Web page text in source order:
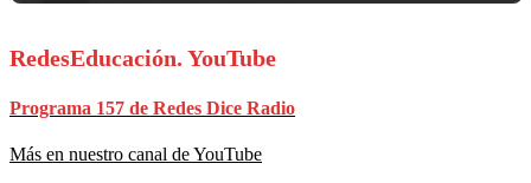
RedesEducación. YouTube
Programa 157 de Redes Dice Radio
Más en nuestro canal de YouTube